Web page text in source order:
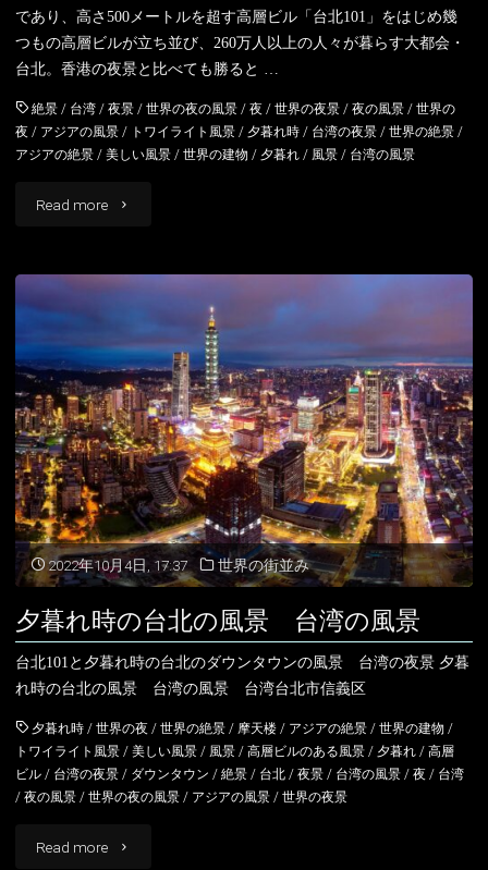
であり、高さ500メートルを超す高層ビル「台北101」をはじめ幾
つもの高層ビルが立ち並び、260万人以上の人々が暮らす大都会・
台北。香港の夜景と比べても勝ると …
絶景 / 台湾 /夜景 /世界の夜の風景 /夜 /世界の夜景 /夜の風景 /世界の
夜 / アジアの風景 / トワイライト風景 / 夕暮れ時 / 台湾の夜景 /世界の絶景 /
アジアの絶景 /美しい風景 /世界の建物 / 夕暮れ / 風景 / 台湾の風景
Read more "九
の
の
街
並
み
台
の
風
景"
2022年10月4日, 17:37 世界の街並み
夕暮れ時の台北の風景 台湾の風景
台北101と夕暮れ時の台北のダウンタウンの風景 台湾の夜景 夕暮
れ時の台北の風景 台湾の風景 台湾台北市信義区
夕暮れ時 /世界の夜 /世界の絶景 / 摩天楼 / アジアの絶景 /世界の建物 /
トワイライト風景 /美しい風景 / 風景 /高層ビルのある風景 / 夕暮れ /高層
ビル / 台湾の夜景 / ダウンタウン /絶景 / 台北 /夜景 / 台湾の風景 /夜 / 台湾
/夜の風景 /世界の夜の風景 / アジアの風景 /世界の夜景
Read more "夕